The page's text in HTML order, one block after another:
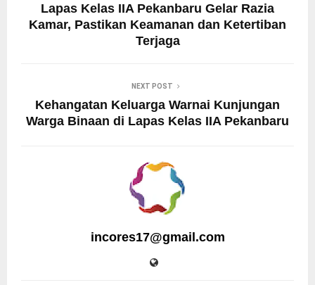
Lapas Kelas IIA Pekanbaru Gelar Razia
Kamar, Pastikan Keamanan dan Ketertiban
Terjaga
NEXT POST
Kehangatan Keluarga Warnai Kunjungan
Warga Binaan di Lapas Kelas IIA Pekanbaru
incores17@gmail.com